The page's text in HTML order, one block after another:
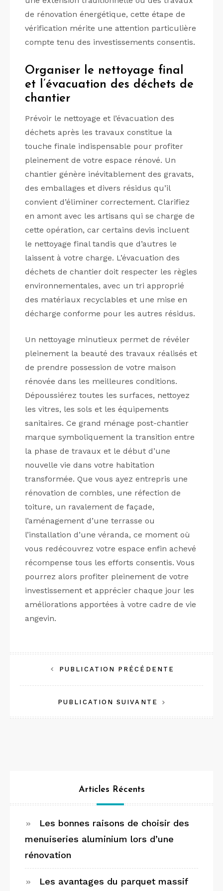
de rénovation énergétique, cette étape de
vérification mérite une attention particulière
compte tenu des investissements consentis.
Organiser le nettoyage final
et l’évacuation des déchets de
chantier
Prévoir le nettoyage et l’évacuation des
déchets après les travaux constitue la
touche finale indispensable pour profiter
pleinement de votre espace rénové. Un
chantier génère inévitablement des gravats,
des emballages et divers résidus qu’il
convient d’éliminer correctement. Clarifiez
en amont avec les artisans qui se charge de
cette opération, car certains devis incluent
le nettoyage final tandis que d’autres le
laissent à votre charge. L’évacuation des
déchets de chantier doit respecter les règles
environnementales, avec un tri approprié
des matériaux recyclables et une mise en
décharge conforme pour les autres résidus.
Un nettoyage minutieux permet de révéler
pleinement la beauté des travaux réalisés et
de prendre possession de votre maison
rénovée dans les meilleures conditions.
Dépoussiérez toutes les surfaces, nettoyez
les vitres, les sols et les équipements
sanitaires. Ce grand ménage post-chantier
marque symboliquement la transition entre
la phase de travaux et le début d’une
nouvelle vie dans votre habitation
transformée. Que vous ayez entrepris une
rénovation de combles, une réfection de
toiture, un ravalement de façade,
l’aménagement d’une terrasse ou
l’installation d’une véranda, ce moment où
vous redécouvrez votre espace enfin achevé
récompense tous les efforts consentis. Vous
pourrez alors profiter pleinement de votre
investissement et apprécier chaque jour les
améliorations apportées à votre cadre de vie
angevin.
Navigation
de
l’article
PUBLICATION PRÉCÉDENTE
PUBLICATION SUIVANTE
Articles Récents
Les bonnes raisons de choisir des
menuiseries aluminium lors d’une
rénovation
Les avantages du parquet massif